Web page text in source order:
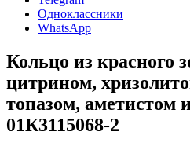
Одноклассники
WhatsApp
Кольцо из красного
цитрином,
топазом, аметистом
01К3115068-2